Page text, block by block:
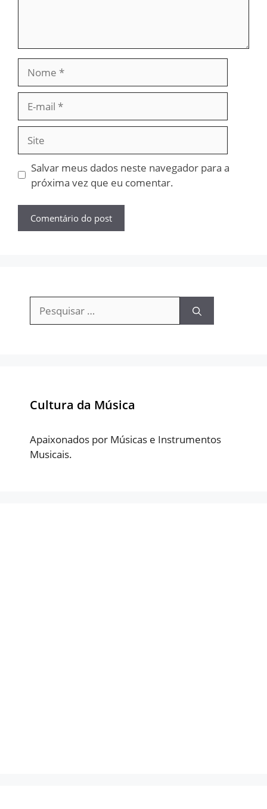
mail
Site
Salvar meus dados neste navegador para a
próxima vez que eu comentar.
Pesquisar
por:
Cultura da Música
Apaixonados por Músicas e Instrumentos
Musicais.